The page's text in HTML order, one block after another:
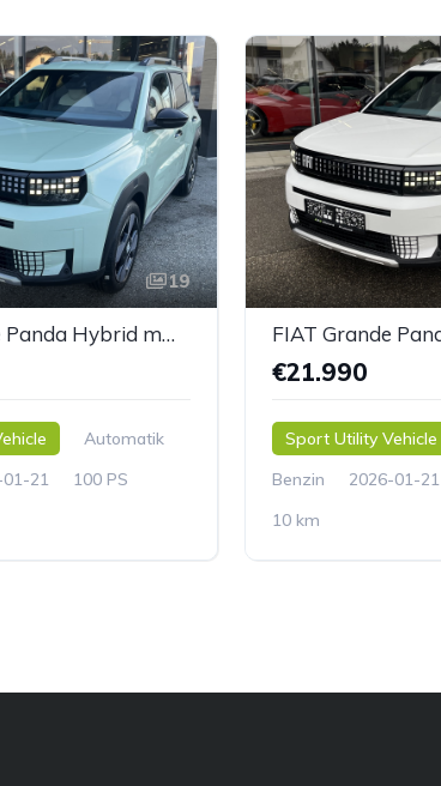
19
FIAT Grande Panda Hybrid mHEV 110 6-Gang eDCT LaPrima
Automatik
21
100 PS
€21.990
Sport Utility Vehicle
Benzin
2026-01-21
10 km